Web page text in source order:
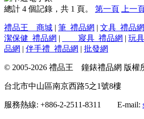
總計 4 個記錄，共 1 頁。 第一頁 上一
禮品王 商城 | 筆_禮品網 | 文具_禮品網
潔保健_禮品網 | 寢具_禮品網 | 玩
品網 | 伴手禮_禮品網 | 批發網
© 2005-2026 禮品王 鐘錶禮品網 版權
台北市中山區南京西路5之1號8樓
服務熱線: +886-2-2511-8311 E-mail: